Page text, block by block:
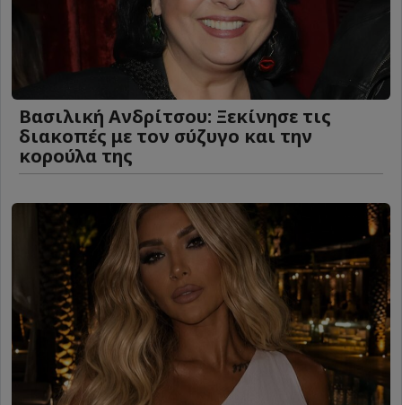
Βασιλική Ανδρίτσου: Ξεκίνησε τις
διακοπές με τον σύζυγο και την
κορούλα της